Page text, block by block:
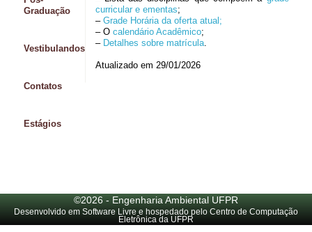
Graduação
Vestibulandos
Contatos
Estágios
curricular e ementas;
– Grade Horária da oferta atual;
– O calendário Acadêmico;
– Detalhes sobre matrícula.
Atualizado em 29/01/2026
©2026 - Engenharia Ambiental UFPR
Desenvolvido em Software Livre e hospedado pelo Centro de Computação
Eletrônica da UFPR